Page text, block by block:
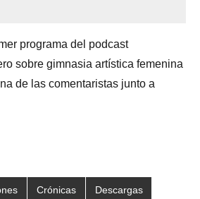
programa del podcast
sobre gimnasia artística femenina
de las comentaristas junto a
Crónicas Descargas